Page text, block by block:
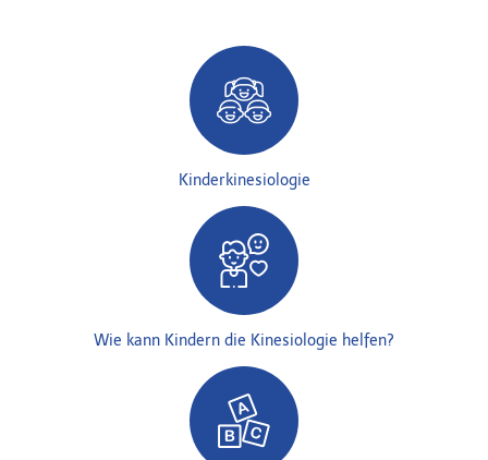
Kinderkinesiologie
Wie kann Kindern die Kinesiologie helfen?